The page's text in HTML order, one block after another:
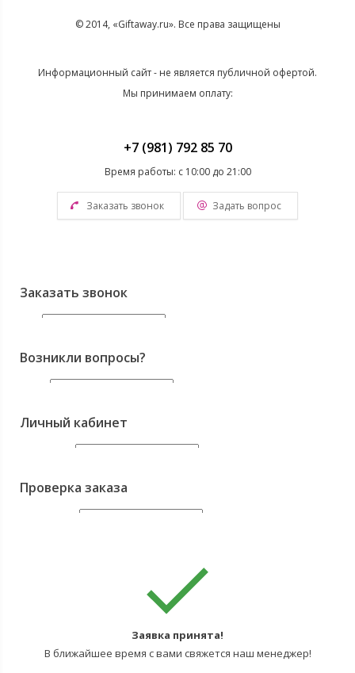
© 2014, «Giftaway.ru». Все права защищены
Информационный сайт - не является публичной офертой.
Мы принимаем оплату:
+7 (981) 792 85 70
Время работы: с 10:00 до 21:00
Заказать звонок Задать вопрос
Заказать звонок
Телефон
Отправить
Возникли вопросы?
Телефон*
Опишите ваш вопрос*
Личный кабинет
ПарольЗабыли?
Авторизоваться Регистрация
Проверка заказа
Заявка принята!
В ближайшее время с вами свяжется наш менеджер!